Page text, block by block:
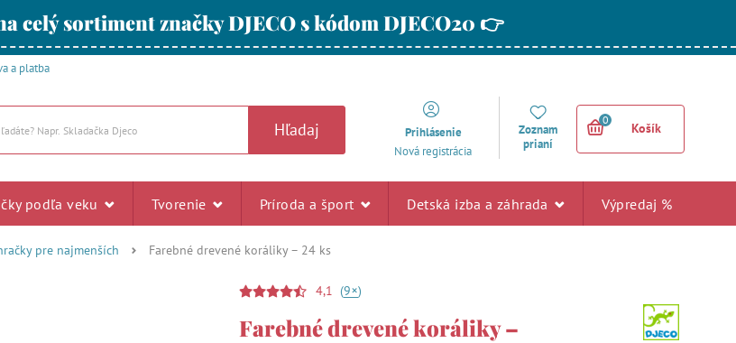
celý sortiment značky DJECO s kódom DJECO20 👉
a platba
Hľadaj
Prihlásenie
Nová registrácia
Zoznam
prianí
0
Košík
podľa veku Tvorenie Príroda a šport Detská izba a záhrada Výpredaj %
pre najmenších Farebné drevené koráliky – 24 ks
4,1 (9+)
Farebné drevené koráliky –